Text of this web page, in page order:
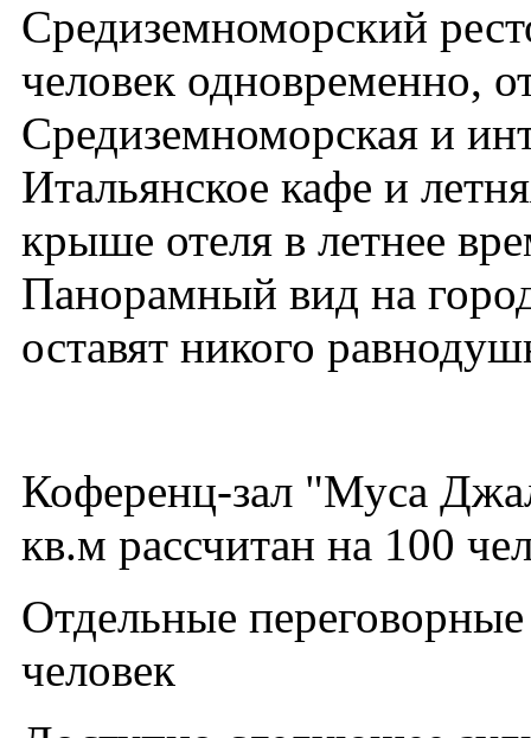
Средиземноморский
человек одновременно,
Средиземноморская и
Итальянское кафе и
крыше отеля в летнее
Панорамный вид на
оставят никого
Коференц-зал "Муса
кв.м рассчитан на 100
Отдельные
человек